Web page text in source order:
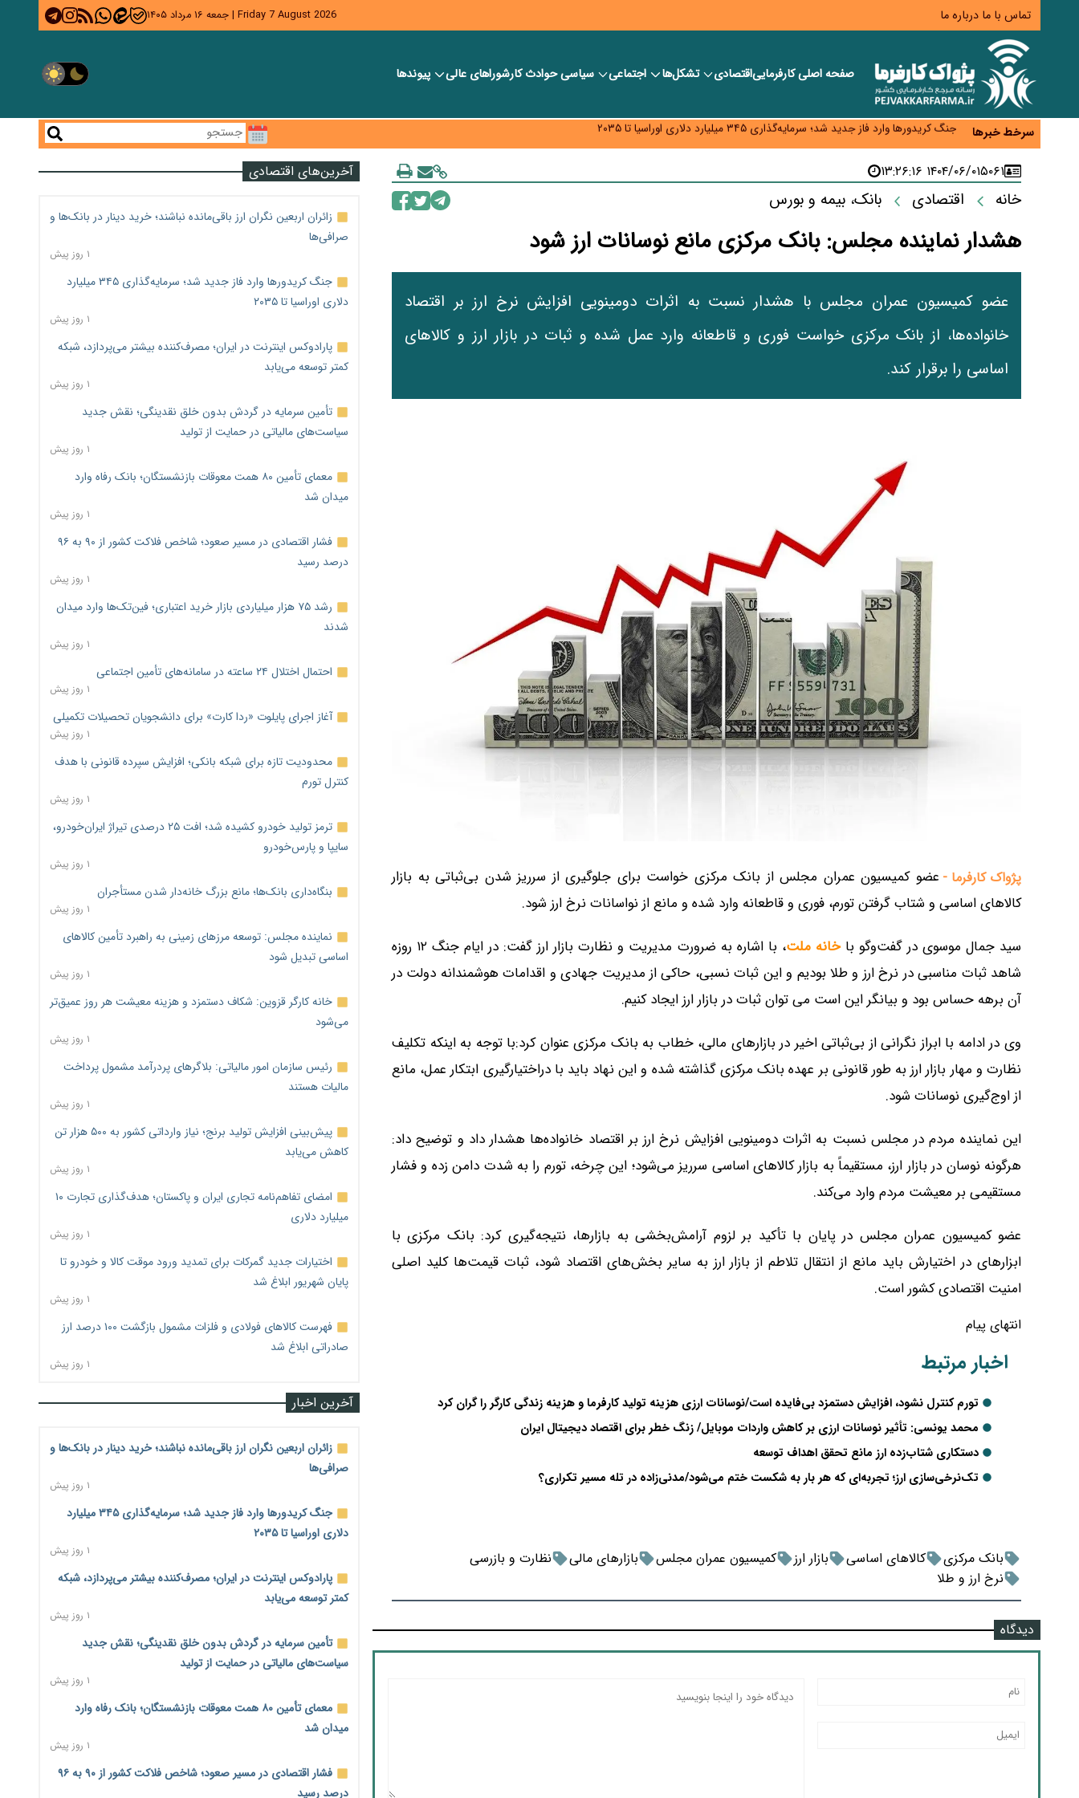
تماس با ما درباره ما Friday 7 August 2026
| جمعه ۱۶ مرداد ۱۴۰۵
صفحه اصلیکارفرماییاقتصادی تشکل‌ها اجتماعی سیاسیحوادث کارشورا‎های عالی پیوندها
سرخط خبرها
زائران اربعین نگران ارز باقی‌مانده نباشند؛ خرید دینار در بانک‌ها و صرافی‌ها
جنگ کریدورها وارد فاز جدید شد؛ سرمایه‌گذاری ۳۴۵ میلیارد دلاری اوراسیا تا ۲۰۳۵
تأمین سرمایه در گردش بدون خلق نقدینگی؛ نقش جدید سیاست‌های مالیاتی در حمایت از تولید
معمای تأمین ۸۰ همت معوقات بازنشستگان؛ بانک رفاه وارد میدان شد
۵۰۶۱۱۴۰۴/۰۶/۰۱ ۱۳:۲۶:۱۶
خانه اقتصادی بانک، بیمه و بورس
هشدار نماینده مجلس: بانک مرکزی مانع نوسانات ارز شود
عضو کمیسیون عمران مجلس با هشدار نسبت به اثرات دومینویی افزایش نرخ ارز بر اقتصاد
خانواده‌ها، از بانک مرکزی خواست فوری و قاطعانه وارد عمل شده و ثبات در بازار ارز و کالاهای
اساسی را برقرار کند.
پژواک کارفرما - عضو کمیسیون عمران مجلس از بانک مرکزی خواست برای جلوگیری از سرریز شدن بی‌ثباتی به بازار
کالاهای اساسی و شتاب گرفتن تورم، فوری و قاطعانه وارد شده و مانع از نواسانات نرخ ارز شود.
سید جمال موسوی در گفت‌وگو باخانه ملت
، با اشاره به ضرورت مدیریت و نظارت بازار ارز گفت: در ایام جنگ ۱۲ روزه
شاهد ثبات مناسبی در نرخ ارز و طلا بودیم و این ثبات نسبی، حاکی از مدیریت جهادی و اقدامات هوشمندانه دولت در
آن برهه حساس بود و بیانگر این است می توان ثبات در بازار ارز ایجاد کنیم.
وی در ادامه با ابراز نگرانی از بی‌ثباتی اخیر در بازارهای مالی، خطاب به بانک مرکزی عنوان کرد:با توجه به اینکه تکلیف
نظارت و مهار بازار ارز به طور قانونی بر عهده بانک مرکزی گذاشته شده و این نهاد باید با دراختیارگیری ابتکار عمل، مانع
از اوج‌گیری نوسانات شود.
این نماینده مردم در مجلس نسبت به اثرات دومینویی افزایش نرخ ارز بر اقتصاد خانواده‌ها هشدار داد و توضیح داد:
هرگونه نوسان در بازار ارز، مستقیماً به بازار کالاهای اساسی سرریز می‌شود؛ این چرخه، تورم را به شدت دامن زده و فشار
مستقیمی بر معیشت مردم وارد می‌کند.
عضو کمیسیون عمران مجلس در پایان با تأکید بر لزوم آرامش‌بخشی به بازارها، نتیجه‌گیری کرد: بانک مرکزی با
ابزارهای در اختیارش باید مانع از انتقال تلاطم از بازار ارز به سایر بخش‌های اقتصاد شود، ثبات قیمت‌ها کلید اصلی
امنیت اقتصادی کشور است.
انتهای پیام
اخبار مرتبط
تورم کنترل نشود، افزایش دستمزد بی‌فایده است/نوسانات ارزی هزینه تولید کارفرما و هزینه زندگی کارگر را گران کرد
محمد یونسی: تأثیر نوسانات ارزی بر کاهش واردات موبایل/ زنگ خطر برای اقتصاد دیجیتال ایران
دستکاری شتاب‌زده ارز مانع تحقق اهداف توسعه
تک‌نرخی‌سازی ارز؛ تجربه‌ای که هر بار به شکست ختم می‌شود/مدنی‌زاده در تله مسیر تکراری؟
بانک مرکزی کالاهای اساسی بازار ارز کمیسیون عمران مجلس بازارهای مالی
نظارت و بازرسی
نرخ ارز و طلا
دیدگاه
آخرین‌های اقتصادی
زائران اربعین نگران ارز باقی‌مانده نباشند؛ خرید دینار در بانک‌ها و
صرافی‌ها
۱ روز پیش
جنگ کریدورها وارد فاز جدید شد؛ سرمایه‌گذاری ۳۴۵ میلیارد
دلاری اوراسیا تا ۲۰۳۵
۱ روز پیش
پارادوکس اینترنت در ایران؛ مصرف‌کننده بیشتر می‌پردازد، شبکه
کمتر توسعه می‌یابد
۱ روز پیش
تأمین سرمایه در گردش بدون خلق نقدینگی؛ نقش جدید
سیاست‌های مالیاتی در حمایت از تولید
۱ روز پیش
معمای تأمین ۸۰ همت معوقات بازنشستگان؛ بانک رفاه وارد
میدان شد
۱ روز پیش
فشار اقتصادی در مسیر صعود؛ شاخص فلاکت کشور از ۹۰ به ۹۶
درصد رسید
۱ روز پیش
رشد ۷۵ هزار میلیاردی بازار خرید اعتباری؛ فین‌تک‌ها وارد میدان
شدند
۱ روز پیش
احتمال اختلال ۲۴ ساعته در سامانه‌های تأمین اجتماعی
۱ روز پیش
آغاز اجرای پایلوت «ردا کارت» برای دانشجویان تحصیلات تکمیلی
۱ روز پیش
محدودیت تازه برای شبکه بانکی؛ افزایش سپرده قانونی با هدف
کنترل تورم
۱ روز پیش
ترمز تولید خودرو کشیده شد؛ افت ۲۵ درصدی تیراژ ایران‌خودرو،
سایپا و پارس‌خودرو
۱ روز پیش
بنگاه‌داری بانک‌ها؛ مانع بزرگ خانه‌دار شدن مستأجران
۱ روز پیش
نماینده مجلس: توسعه مرزهای زمینی به راهبرد تأمین کالاهای
اساسی تبدیل شود
۱ روز پیش
خانه کارگر قزوین: شکاف دستمزد و هزینه معیشت هر روز عمیق‌تر
می‌شود
۱ روز پیش
رئیس سازمان امور مالیاتی: بلاگرهای پردرآمد مشمول پرداخت
مالیات هستند
۱ روز پیش
پیش‌بینی افزایش تولید برنج؛ نیاز وارداتی کشور به ۵۰۰ هزار تن
کاهش می‌یابد
۱ روز پیش
امضای تفاهم‌نامه تجاری ایران و پاکستان؛ هدف‌گذاری تجارت ۱۰
میلیارد دلاری
۱ روز پیش
اختیارات جدید گمرکات برای تمدید ورود موقت کالا و خودرو تا
پایان شهریور ابلاغ شد
۱ روز پیش
فهرست کالاهای فولادی و فلزات مشمول بازگشت ۱۰۰ درصد ارز
صادراتی ابلاغ شد
۱ روز پیش
آخرین اخبار
زائران اربعین نگران ارز باقی‌مانده نباشند؛ خرید دینار در بانک‌ها و
صرافی‌ها
۱ روز پیش
جنگ کریدورها وارد فاز جدید شد؛ سرمایه‌گذاری ۳۴۵ میلیارد
دلاری اوراسیا تا ۲۰۳۵
۱ روز پیش
پارادوکس اینترنت در ایران؛ مصرف‌کننده بیشتر می‌پردازد، شبکه
کمتر توسعه می‌یابد
۱ روز پیش
تأمین سرمایه در گردش بدون خلق نقدینگی؛ نقش جدید
سیاست‌های مالیاتی در حمایت از تولید
۱ روز پیش
معمای تأمین ۸۰ همت معوقات بازنشستگان؛ بانک رفاه وارد
میدان شد
۱ روز پیش
فشار اقتصادی در مسیر صعود؛ شاخص فلاکت کشور از ۹۰ به ۹۶
درصد رسید